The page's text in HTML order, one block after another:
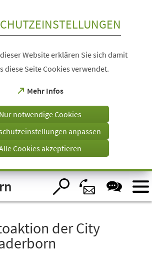
Website erklären Sie sich damit
diese Seite Cookies verwendet.
Mehr Infos
(Öffnet
einem
Tab)
Nur notwendige Cookies
anpassen
Cookies akzeptieren
der City